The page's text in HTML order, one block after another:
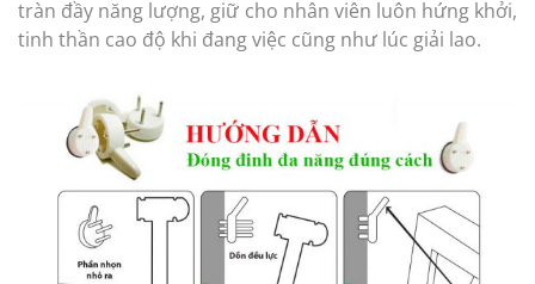
tràn đầy năng lượng, giữ cho nhân viên luôn hứng khởi,
tinh thần cao độ khi đang việc cũng như lúc giải lao.